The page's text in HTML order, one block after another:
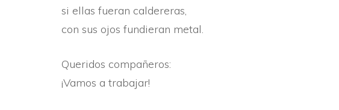
si ellas fueran caldereras,
con sus ojos fundieran metal.
Queridos compañeros:
¡Vamos a trabajar!